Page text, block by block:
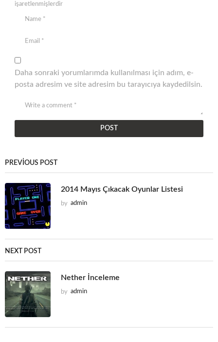
işaretlenmişlerdir
Daha sonraki yorumlarımda kullanılması için adım, e-
posta adresim ve site adresim bu tarayıcıya kaydedilsin.
PREVIOUS POST
2014 Mayıs Çıkacak Oyunlar Listesi
by admin
NEXT POST
Nether İnceleme
by admin